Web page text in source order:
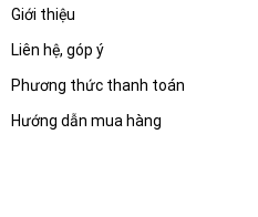
Giới thiệu
Liên hệ, góp ý
Phương thức thanh toán
Hướng dẫn mua hàng